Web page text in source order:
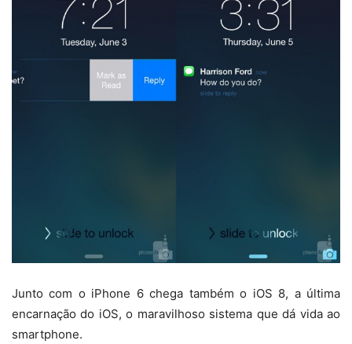
Junto com o iPhone 6 chega também o iOS 8, a última
encarnação do iOS, o maravilhoso sistema que dá vida ao
smartphone.